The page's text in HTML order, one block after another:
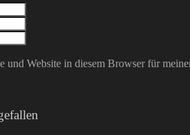
und Website in diesem Browser für